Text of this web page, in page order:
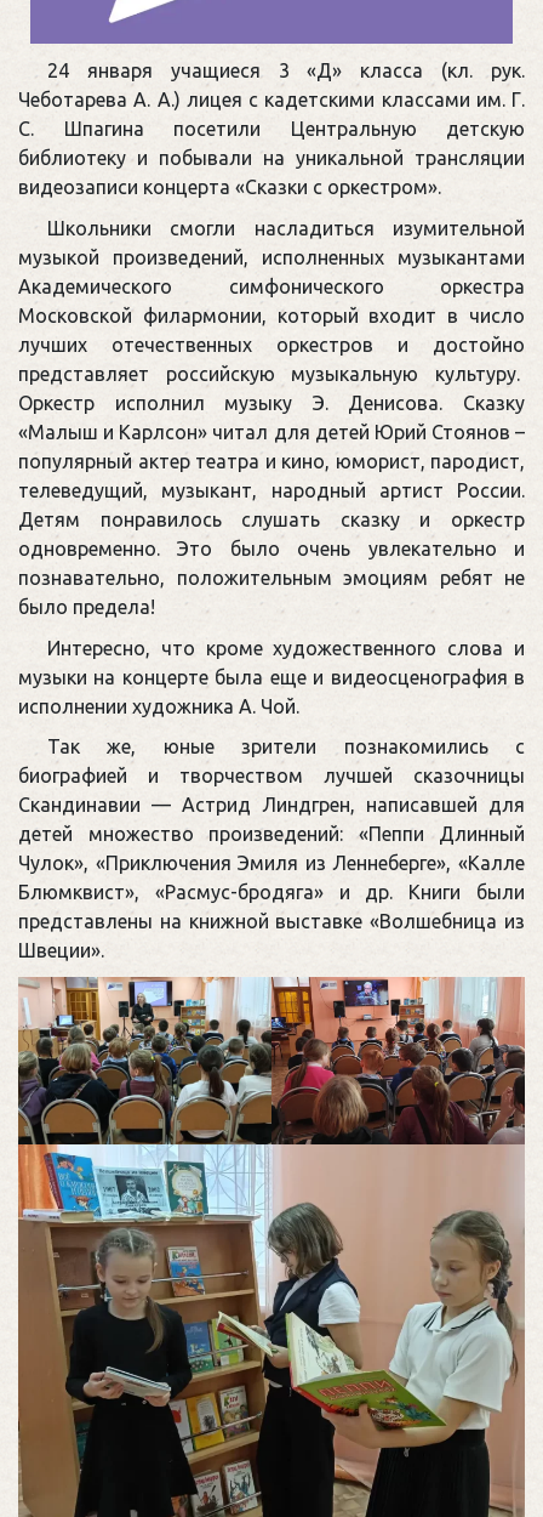
24 января учащиеся 3 «Д» класса (кл. рук.
Чеботарева А. А.) лицея с кадетскими классами им. Г.
С. Шпагина посетили Центральную детскую
библиотеку и побывали на уникальной трансляции
видеозаписи концерта «Сказки с оркестром».
Школьники смогли насладиться изумительной
музыкой произведений, исполненных музыкантами
Академического симфонического оркестра
Московской филармонии, который входит в число
лучших отечественных оркестров и достойно
представляет российскую музыкальную культуру.
Оркестр исполнил музыку Э. Денисова. Сказку
«Малыш и Карлсон» читал для детей Юрий Стоянов –
популярный актер театра и кино, юморист, пародист,
телеведущий, музыкант, народный артист России.
Детям понравилось слушать сказку и оркестр
одновременно. Это было очень увлекательно и
познавательно, положительным эмоциям ребят не
было предела!
Интересно, что кроме художественного слова и
музыки на концерте была еще и видеосценография в
исполнении художника А. Чой.
Так же, юные зрители познакомились с
биографией и творчеством лучшей сказочницы
Скандинавии — Астрид Линдгрен, написавшей для
детей множество произведений: «Пеппи Длинный
Чулок», «Приключения Эмиля из Леннеберге», «Калле
Блюмквист», «Расмус-бродяга» и др. Книги были
представлены на книжной выставке «Волшебница из
Швеции».